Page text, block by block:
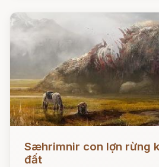
Sæhrimnir con lợn rừng
đất